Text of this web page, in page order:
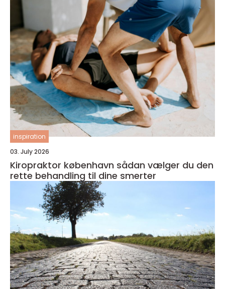
inspiration
03. July 2026
Kiropraktor københavn sådan vælger du den
rette behandling til dine smerter